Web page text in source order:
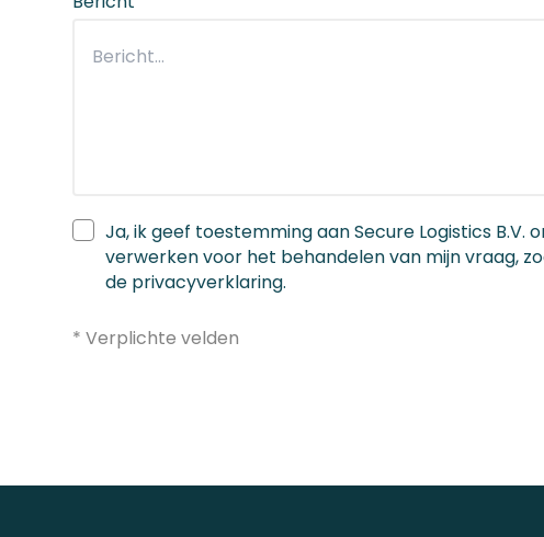
Ja, ik geef toestemming aan Secure Logistics B.V.
verwerken voor het behandelen van mijn vraag,
de privacyverklaring.
* Verplichte velden